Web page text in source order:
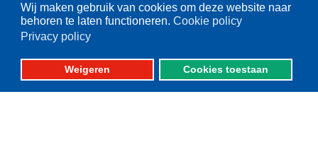
Wij maken gebruik van cookies om deze website naar
behoren te laten functioneren. Cookie policy
Privacy policy
Weigeren Cookies toestaan
Postbus 59
8320 AB URK
Bezoekadres:
Vlaak 12 URK